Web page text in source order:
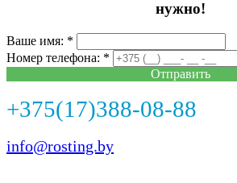
нужно!
Ваше имя: *
Номер телефона: *
Отправить
+375(17)388-08-88
info@rosting.by